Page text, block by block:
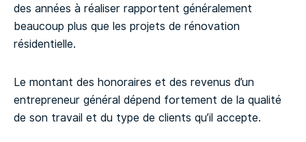
des années à réaliser rapportent généralement
beaucoup plus que les projets de rénovation
résidentielle.
Le montant des honoraires et des revenus d’un
entrepreneur général dépend fortement de la qualité
de son travail et du type de clients qu’il accepte.